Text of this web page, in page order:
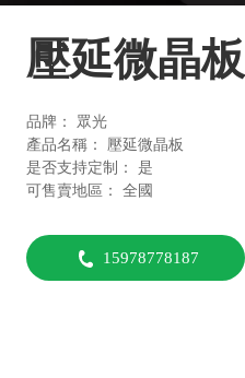
壓延微晶板
品牌
眾光
產品名稱
壓延微晶板
是否支持定制
是
可售賣地區
全國
15978778187